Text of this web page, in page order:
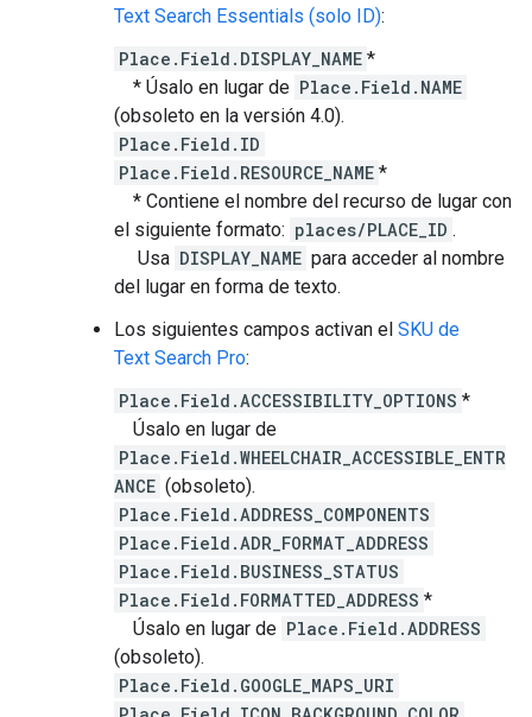
Text Search Essentials (solo ID):
Place.Field.DISPLAY_NAME *
* Úsalo en lugar de Place.Field.NAME
(obsoleto en la versión 4.0).
Place.Field.ID
Place.Field.RESOURCE_NAME *
* Contiene el nombre del recurso de lugar con
el siguiente formato: places/PLACE_ID .
Usa DISPLAY_NAME para acceder al nombre
del lugar en forma de texto.
Los siguientes campos activan el SKU de
Text Search Pro:
Place.Field.ACCESSIBILITY_OPTIONS *
Úsalo en lugar de
Place.Field.WHEELCHAIR_ACCESSIBLE_ENTR
ANCE (obsoleto).
Place.Field.ADDRESS_COMPONENTS
Place.Field.ADR_FORMAT_ADDRESS
Place.Field.BUSINESS_STATUS
Place.Field.FORMATTED_ADDRESS *
Úsalo en lugar de Place.Field.ADDRESS
(obsoleto).
Place.Field.GOOGLE_MAPS_URI